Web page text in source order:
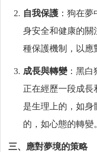
自我保護 ：狗在
身安全和健康的關
種保護機制，以應
成長與轉變：黑白
正在經歷一段成
是生理上的，如身
的，如心態的轉變。
三、應對夢境的策略